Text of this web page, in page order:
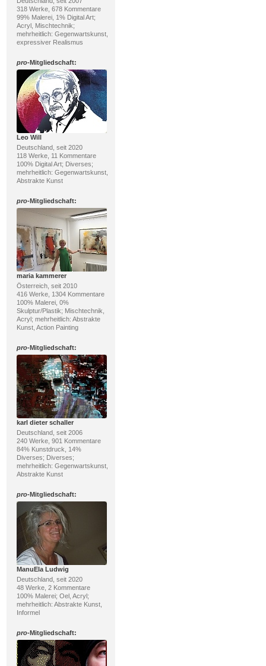
318 Werke, 678 Kommentare
99% Malerei, 1% Digital Art;
Acryl, Mischtechnik;
mehrheitlich: Gegenwartskunst,
expressiver Realismus
pro-Mitgliedschaft:
Leo Will
Deutschland, seit 2020
118 Werke, 11 Kommentare
100% Digital Art; Diverses;
mehrheitlich: Gegenwartskunst,
Abstrakte Kunst
pro-Mitgliedschaft:
maria kammerer
Österreich, seit 2010
416 Werke, 1304 Kommentare
100% Malerei, 0%
Skulptur/Plastik; Mischtechnik,
Acryl; mehrheitlich: Abstrakte
Kunst, Action Painting
pro-Mitgliedschaft:
karl dieter schaller
Deutschland, seit 2006
240 Werke, 901 Kommentare
84% Kunstdruck, 14%
Diverses; Diverses;
mehrheitlich: Gegenwartskunst,
Abstrakte Kunst
pro-Mitgliedschaft:
ManuEla Ludwig
Deutschland, seit 2020
48 Werke, 2 Kommentare
100% Malerei; Oel, Acryl;
mehrheitlich: Abstrakte Kunst,
Informel
pro-Mitgliedschaft: